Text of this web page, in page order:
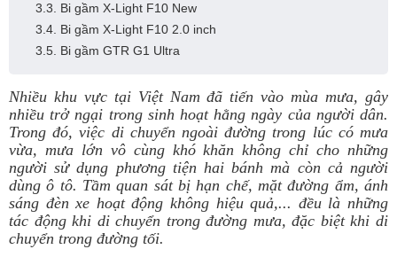
3.3. Bi gầm X-Light F10 New
3.4. Bi gầm X-Light F10 2.0 inch
3.5. Bi gầm GTR G1 Ultra
Nhiều khu vực tại Việt Nam đã tiến vào mùa mưa, gây
nhiều trở ngại trong sinh hoạt hằng ngày của người dân.
Trong đó, việc di chuyển ngoài đường trong lúc có mưa
vừa, mưa lớn vô cùng khó khăn không chỉ cho những
người sử dụng phương tiện hai bánh mà còn cả người
dùng ô tô. Tầm quan sát bị hạn chế, mặt đường ẩm, ánh
sáng đèn xe hoạt động không hiệu quả,... đều là những
tác động khi di chuyển trong đường mưa, đặc biệt khi di
chuyển trong đường tối.